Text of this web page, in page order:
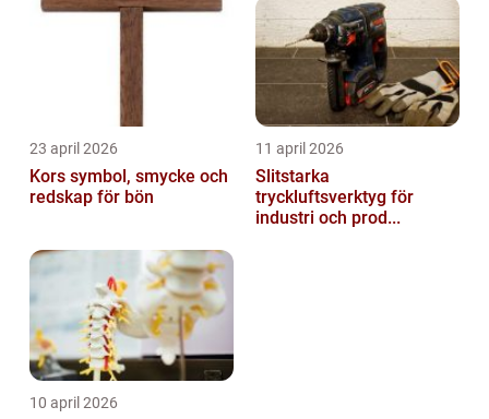
23 april 2026
Kors symbol, smycke och
redskap för bön
11 april 2026
Slitstarka
tryckluftsverktyg för
industri och prod...
10 april 2026